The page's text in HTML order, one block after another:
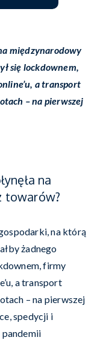
międzynarodowy
się lockdownem,
a transport
– na pierwszej
na
towarów?
na którą
żadnego
firmy
a transport
– na pierwszej
spedycji i
pandemii